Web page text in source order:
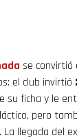
se convirtió
el club invirtió
su ficha y le
pero
llegada del